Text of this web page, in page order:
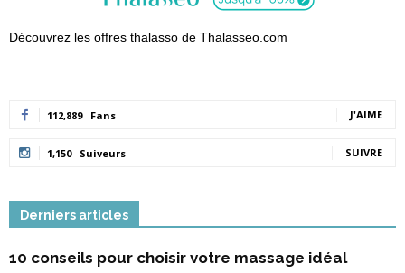
Découvrez les offres thalasso de Thalasseo.com
112,889 Fans J'AIME
1,150 Suiveurs SUIVRE
Derniers articles
10 conseils pour choisir votre massage idéal